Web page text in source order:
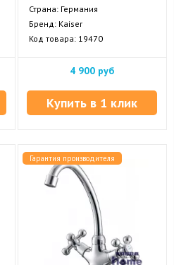
Страна: Германия
Бренд: Kaiser
Код товара: 19470
4 900 руб
Купить в 1 клик
Гарантия производителя